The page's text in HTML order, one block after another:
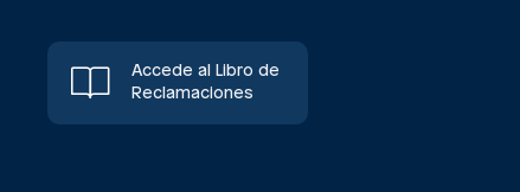
Accede al Libro de
Reclamaciones